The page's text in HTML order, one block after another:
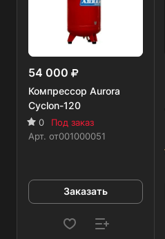
54 000
Компрессор Aurora
Cyclon-120
0
Под заказ
Арт. от001000051
Заказать